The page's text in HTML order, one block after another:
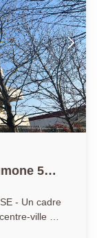
5
avec
- Un cadre
ville et
standing